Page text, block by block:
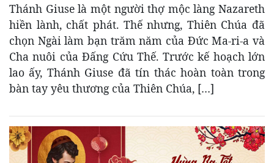
Thánh Giuse là một người thợ mộc làng Nazareth
hiền lành, chất phát. Thế nhưng, Thiên Chúa đã
chọn Ngài làm bạn trăm năm của Đức Ma-ri-a và
Cha nuôi của Đấng Cứu Thế. Trước kế hoạch lớn
lao ấy, Thánh Giuse đã tín thác hoàn toàn trong
bàn tay yêu thương của Thiên Chúa, […]